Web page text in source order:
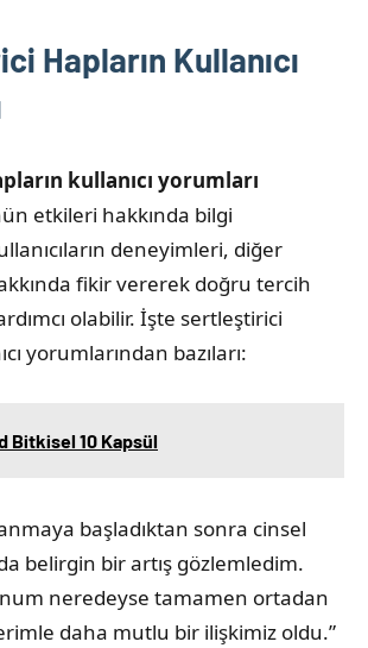
Hapların Kullanıcı
kullanıcı yorumları
etkileri hakkında bilgi
deneyimleri, diğer
fikir vererek doğru tercih
olabilir. İşte sertleştirici
yorumlarından bazıları:
Bitkisel 10 Kapsül
başladıktan sonra cinsel
belirgin bir artış gözlemledim.
neredeyse tamamen ortadan
daha mutlu bir ilişkimiz oldu.”